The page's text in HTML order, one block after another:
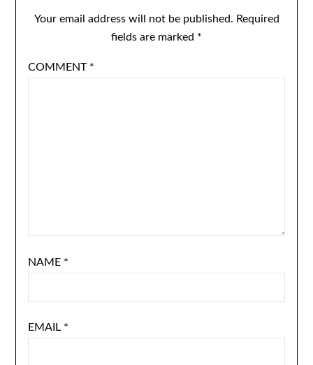
Your email address will not be published. Required
fields are marked *
COMMENT *
NAME *
EMAIL *